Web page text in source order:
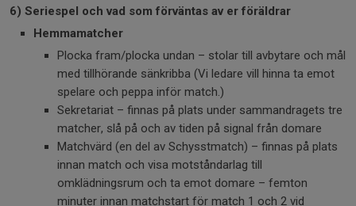
6) Seriespel och vad som förväntas av er föräldrar
Hemmamatcher
Plocka fram/plocka undan – stolar till avbytare och mål
med tillhörande sänkribba (Vi ledare vill hinna ta emot
spelare och peppa inför match.)
Sekretariat – finnas på plats under sammandragets tre
matcher, slå på och av tiden på signal från domare
Matchvärd (en del av Schysstmatch) – finnas på plats
innan match och visa motståndarlag till
omklädningsrum och ta emot domare – femton
minuter innan matchstart för match 1 och 2 vid